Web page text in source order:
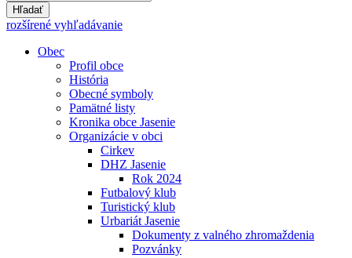
Hľadať
rozšírené vyhľadávanie
Obec
Profil obce
História
Obecné symboly
Pamätné listy
Kronika obce Jasenie
Organizácie v obci
Cirkev
DHZ Jasenie
Rok 2024
Futbalový klub
Turistický klub
Urbariát Jasenie
Dokumenty z valného zhromaždenia
Pozvánky